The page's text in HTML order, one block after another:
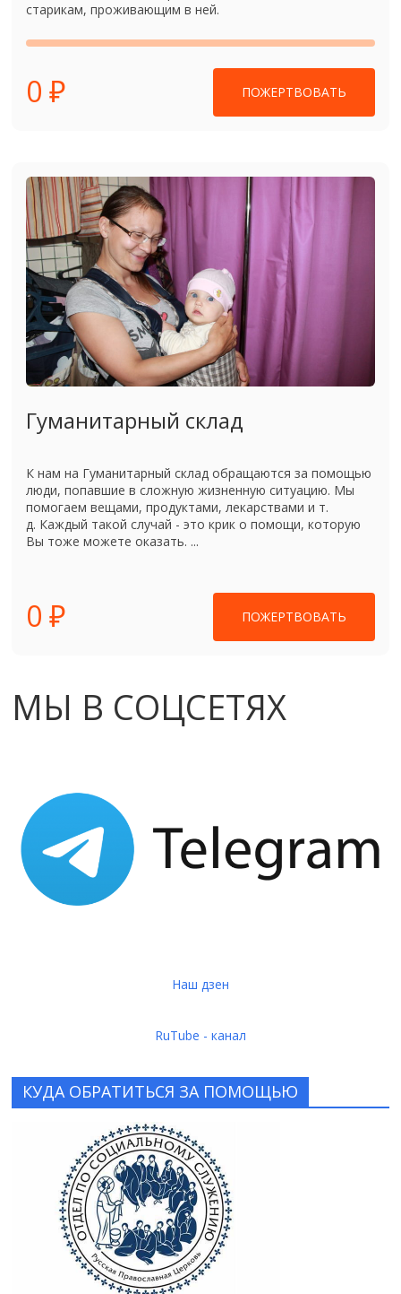
старикам, проживающим в ней.
0 ₽ ПОЖЕРТВОВАТЬ
Гуманитарный склад
К нам на Гуманитарный склад обращаются за помощью
люди, попавшие в сложную жизненную ситуацию. Мы
помогаем вещами, продуктами, лекарствами и т.
д. Каждый такой случай - это крик о помощи, которую
Вы тоже можете оказать. ...
0 ₽ ПОЖЕРТВОВАТЬ
МЫ В СОЦСЕТЯХ
Наш дзен
RuTube - канал
КУДА ОБРАТИТЬСЯ ЗА ПОМОЩЬЮ